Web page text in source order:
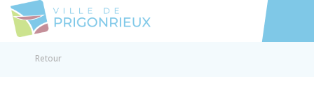
Accéder
Retour